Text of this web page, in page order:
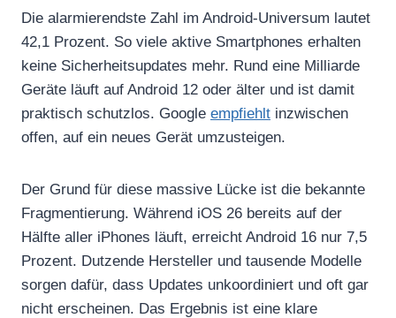
Die alarmierendste Zahl im Android‑Universum lautet
42,1 Prozent. So viele aktive Smartphones erhalten
keine Sicherheitsupdates mehr. Rund eine Milliarde
Geräte läuft auf Android 12 oder älter und ist damit
praktisch schutzlos. Google empfiehlt inzwischen
offen, auf ein neues Gerät umzusteigen.
Der Grund für diese massive Lücke ist die bekannte
Fragmentierung. Während iOS 26 bereits auf der
Hälfte aller iPhones läuft, erreicht Android 16 nur 7,5
Prozent. Dutzende Hersteller und tausende Modelle
sorgen dafür, dass Updates unkoordiniert und oft gar
nicht erscheinen. Das Ergebnis ist eine klare